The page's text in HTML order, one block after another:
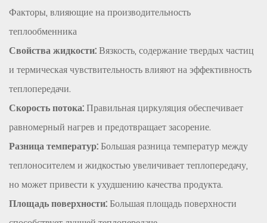
Факторы, влияющие на производительность
теплообменника
Свойства жидкости:Вязкость, содержание твердых частиц
и термическая чувствительность влияют на эффективность
теплопередачи.
Скорость потока:Правильная циркуляция обеспечивает
равномерный нагрев и предотвращает засорение.
Разница температур:Большая разница температур между
теплоносителем и жидкостью увеличивает теплопередачу,
но может привести к ухудшению качества продукта.
Площадь поверхности:Большая площадь поверхности